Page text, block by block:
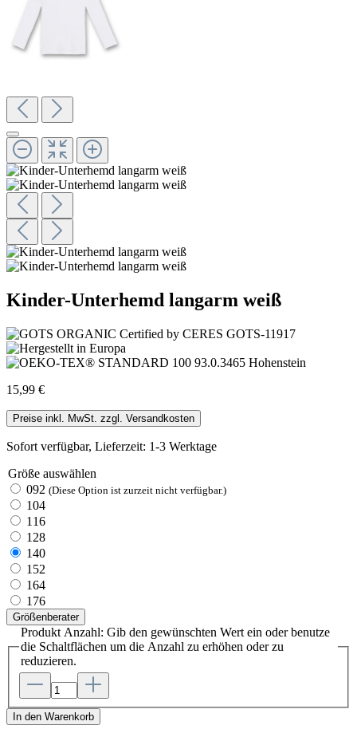
Kinder-Unterhemd langarm weiß
15,99 €
Preise inkl. MwSt. zzgl. Versandkosten
Sofort verfügbar, Lieferzeit: 1-3 Werktage
Größe auswählen
092 (Diese Option ist zurzeit nicht verfügbar.)
104
116
128
140
152
164
176
Größenberater
Produkt Anzahl: Gib den gewünschten Wert ein oder benutze
die Schaltflächen um die Anzahl zu erhöhen oder zu
reduzieren.
In den Warenkorb